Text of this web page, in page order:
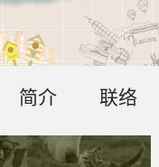
简介 联络